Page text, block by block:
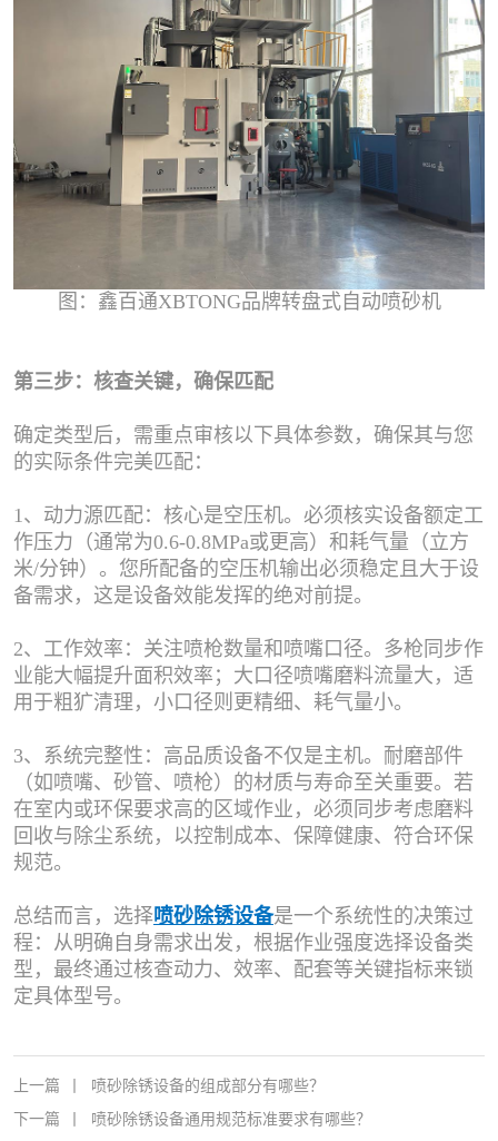
图：鑫百通XBTONG品牌转盘式自动喷砂机
第三步：核查关键，确保匹配
确定类型后，需重点审核以下具体参数，确保其与您
的实际条件完美匹配：
1、动力源匹配：核心是空压机。必须核实设备额定工
作压力（通常为0.6-0.8MPa或更高）和耗气量（立方
米/分钟）。您所配备的空压机输出必须稳定且大于设
备需求，这是设备效能发挥的绝对前提。
2、工作效率：关注喷枪数量和喷嘴口径。多枪同步作
业能大幅提升面积效率；大口径喷嘴磨料流量大，适
用于粗犷清理，小口径则更精细、耗气量小。
3、系统完整性：高品质设备不仅是主机。耐磨部件
（如喷嘴、砂管、喷枪）的材质与寿命至关重要。若
在室内或环保要求高的区域作业，必须同步考虑磨料
回收与除尘系统，以控制成本、保障健康、符合环保
规范。
总结而言，选择喷砂除锈设备是一个系统性的决策过
程：从明确自身需求出发，根据作业强度选择设备类
型，最终通过核查动力、效率、配套等关键指标来锁
定具体型号。
上一篇
喷砂除锈设备的组成部分有哪些？
下一篇
喷砂除锈设备通用规范标准要求有哪些？